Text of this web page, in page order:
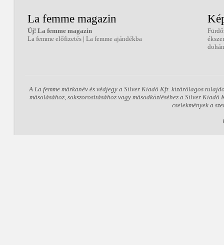
La femme magazin
Új! La femme magazin
La femme előfizetés | La femme ajándékba
A La femme márkanév és védjegy a Silver Kiadó Kft. kizárólagos
másolásához, sokszorosításához vagy másodközléséhez a Silver
cselekmények a